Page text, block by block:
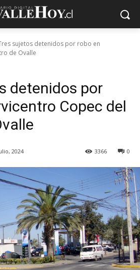
sujetos detenidos por robo en
de Ovalle
detenidos por
Copec del
2024 0
3366